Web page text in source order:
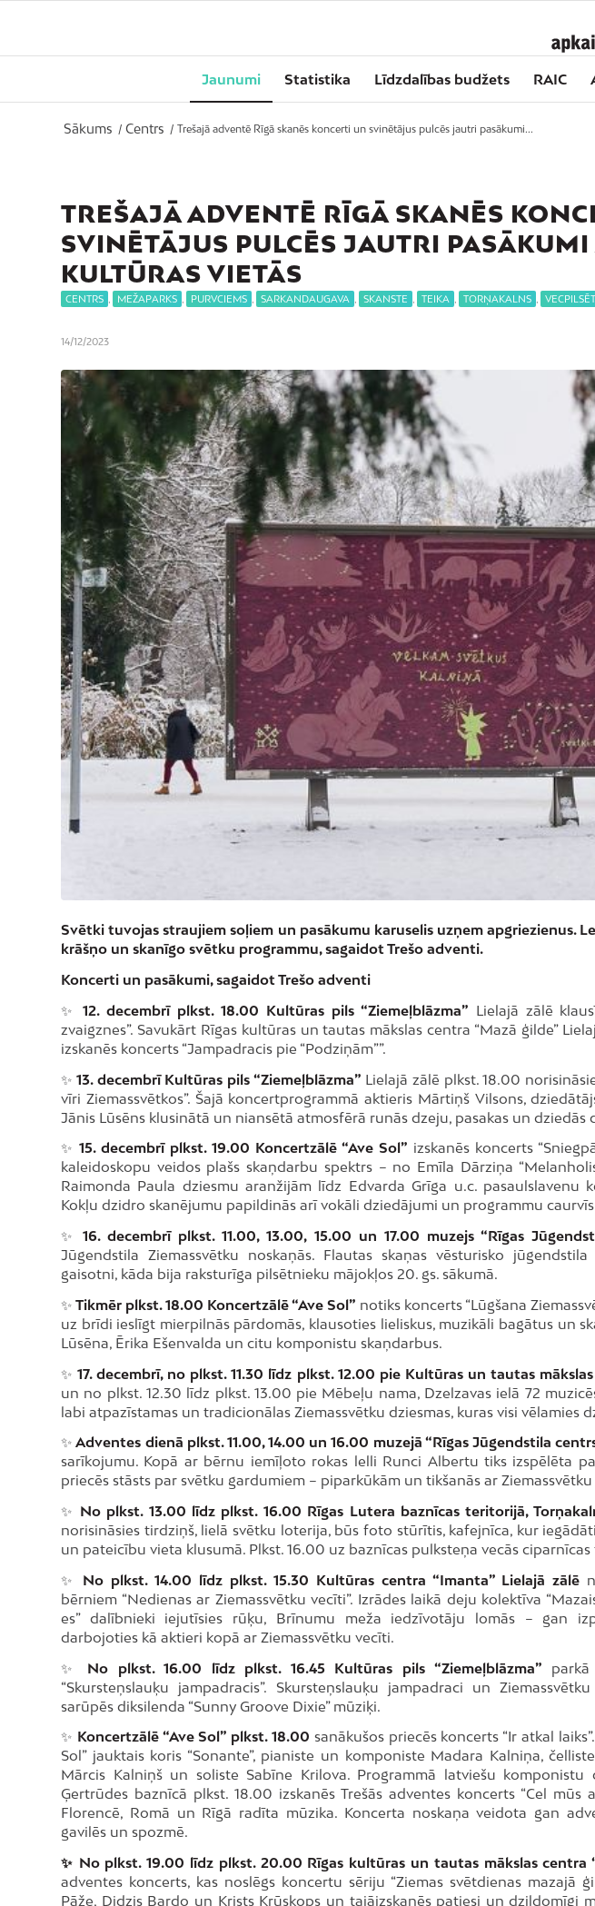
Jaunumi Statistika Līdzdalības budžets RAIC
Sākums / Centrs / Trešajā adventē Rīgā skanēs koncerti un svinētājus pulcēs jautri pasākumi...
TREŠAJĀ ADVENTĒ RĪGĀ SKANĒS
SVINĒTĀJUS PULCĒS JAUTRI
KULTŪRAS VIETĀS
CENTRS MEŽAPARKS PURVCIEMS SARKANDAUGAVA SKANSTE TEIKA TORŅAKALNS
14/12/2023
Svētki tuvojas straujiem soļiem un pasākumu karuselis uzņem apgriezienus.
krāšņo un skanīgo svētku programmu, sagaidot Trešo adventi.
Koncerti un pasākumi, sagaidot Trešo adventi
✨ 12. decembrī plkst. 18.00 Kultūras pils “Ziemeļblāzma” Lielajā zālē
zvaigznes”. Savukārt Rīgas kultūras un tautas mākslas centra “Mazā ģilde”
izskanēs koncerts “Jampadracis pie “Podziņām””.
✨13. decembrī Kultūras pils “Ziemeļblāzma” Lielajā zālē plkst. 18.00
vīri Ziemassvētkos”. Šajā koncertprogrammā aktieris Mārtiņš Vilsons,
Jānis Lūsēns klusinātā un niansētā atmosfērā runās dzeju, pasakas un dziedās
✨15. decembrī plkst. 19.00 Koncertzālē “Ave Sol” izskanēs koncerts
kaleidoskopu veidos plašs skaņdarbu spektrs – no Emīla Dārziņa
Raimonda Paula dziesmu aranžijām līdz Edvarda Grīga u.c. pasaulslavenu
Kokļu dzidro skanējumu papildinās arī vokāli dziedājumi un programmu
✨16. decembrī plkst. 11.00, 13.00, 15.00 un 17.00 muzejs “Rīgas
Jūgendstila Ziemassvētku noskaņās. Flautas skaņas vēsturisko
gaisotni, kāda bija raksturīga pilsētnieku mājokļos 20. gs. sākumā.
✨Tikmēr plkst. 18.00 Koncertzālē “Ave Sol” notiks koncerts “Lūgšana
uz brīdi ieslīgt mierpilnās pārdomās, klausoties lieliskus, muzikāli bagātus un
Lūsēna, Ērika Ešenvalda un citu komponistu skaņdarbus.
✨17. decembrī, no plkst. 11.30 līdz plkst. 12.00 pie Kultūras un tautas
un no plkst. 12.30 līdz plkst. 13.00 pie Mēbeļu nama, Dzelzavas ielā 72
labi atpazīstamas un tradicionālas Ziemassvētku dziesmas, kuras visi vēlamies
✨Adventes dienā plkst. 11.00, 14.00 un 16.00 muzejā “Rīgas Jūgendstila
sarīkojumu. Kopā ar bērnu iemīļoto rokas lelli Runci Albertu tiks izspēlēta
priecēs stāsts par svētku gardumiem – piparkūkām un tikšanās ar
✨ No plkst. 13.00 līdz plkst. 16.00 Rīgas Lutera baznīcas teritorijā,
norisināsies tirdziņš, lielā svētku loterija, būs foto stūrītis, kafejnīca, kur
un pateicību vieta klusumā. Plkst. 16.00 uz baznīcas pulksteņa vecās
✨ No plkst. 14.00 līdz plkst. 15.30 Kultūras centra “Imanta” Lielajā zālē
bērniem “Nedienas ar Ziemassvētku vecīti”. Izrādes laikā deju kolektīva
es” dalībnieki iejutīsies rūķu, Brīnumu meža iedzīvotāju lomās – gan
darbojoties kā aktieri kopā ar Ziemassvētku vecīti.
✨ No plkst. 16.00 līdz plkst. 16.45 Kultūras pils “Ziemeļblāzma” parkā
“Skursteņslauķu jampadracis”. Skursteņslauķu jampadraci un
sarūpēs diksilenda “Sunny Groove Dixie” mūziķi.
✨ Koncertzālē “Ave Sol” plkst. 18.00 sanākušos priecēs koncerts “Ir atkal
Sol” jauktais koris “Sonante”, pianiste un komponiste Madara Kalniņa,
Mārcis Kalniņš un soliste Sabīne Krilova. Programmā latviešu komponistu
Ģertrūdes baznīcā plkst. 18.00 izskanēs Trešās adventes koncerts “Cel mūs
Florencē, Romā un Rīgā radīta mūzika. Koncerta noskaņa veidota gan
gavilēs un spozmē.
✨ No plkst. 19.00 līdz plkst. 20.00 Rīgas kultūras un tautas mākslas centra
adventes koncerts, kas noslēgs koncertu sēriju “Ziemas svētdienas mazajā
Pāže, Didzis Bardo un Krists Krūskops un tajāizskanēs patiesi un dziļdomīgi